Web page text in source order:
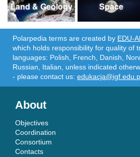
Land & Geology Space
Polarpedia terms are created by EDU-
which holds responsibility for quality of
languages: Polish, French, Danish,
Russian, Italian, unless indicated
- please contact us:
About
Objectives
Coordination
Consortium
Contacts